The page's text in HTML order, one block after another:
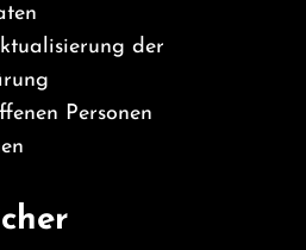
der
Personen